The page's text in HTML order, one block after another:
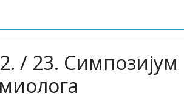
/ 23. Симпозијум